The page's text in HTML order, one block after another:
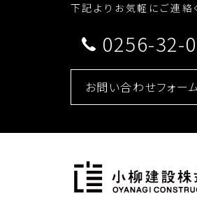
下記よりお気軽にご連絡
0256-32-
お問い合わせフォー